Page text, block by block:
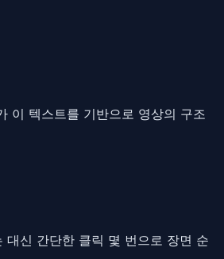
이 텍스트를 기반으로 영상의 구조
대신 간단한 클릭 몇 번으로 장면 순